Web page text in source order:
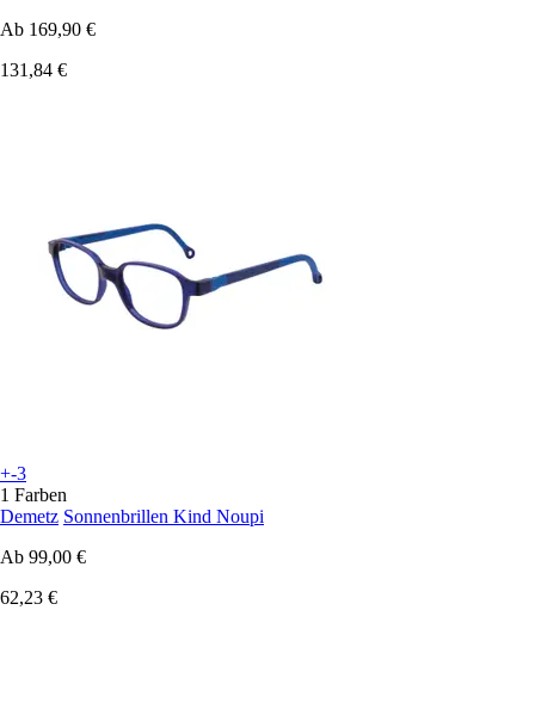
Ab 169,90 €
131,84 €
+-3
1 Farben
Demetz Sonnenbrillen Kind Noupi
Ab 99,00 €
62,23 €